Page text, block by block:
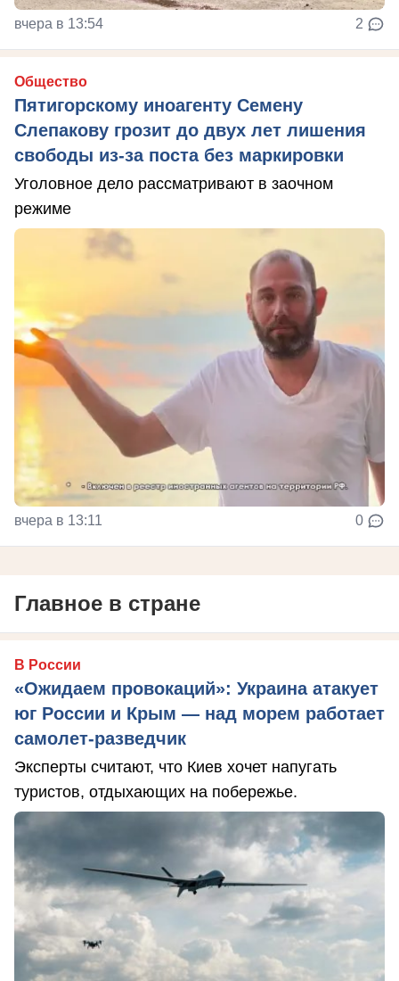
вчера в 13:54 2
Общество
Пятигорскому иноагенту Семену
Слепакову грозит до двух лет лишения
свободы из-за поста без маркировки
Уголовное дело рассматривают в заочном
режиме
вчера в 13:11 0
Главное в стране
В России
«Ожидаем провокаций»: Украина атакует
юг России и Крым — над морем работает
самолет-разведчик
Эксперты считают, что Киев хочет напугать
туристов, отдыхающих на побережье.